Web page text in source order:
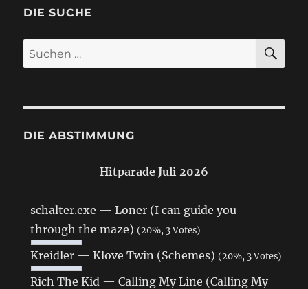
DIE SUCHE
Suchen
nach:
DIE ABSTIMMUNG
Hitparade Juli 2026
schalter.exe — Loner (I can guide you
through the maze) (20%, 3 Votes)
Kreidler — Klove Twin (Schemes) (20%, 3 Votes)
Rich The Kid — Calling My Line (Calling My